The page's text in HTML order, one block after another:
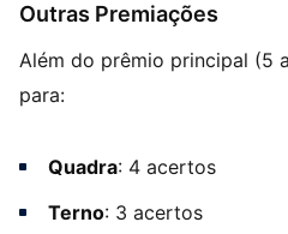
Outras Premiações
Além do prêmio principal (5
para:
Quadra: 4 acertos
Terno: 3 acertos